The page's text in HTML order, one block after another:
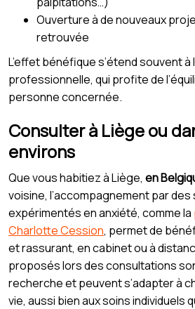
Ouverture à de nouveaux
retrouvée
L’effet bénéfique s’étend souvent à
professionnelle, qui profite de
personne concernée.
Consulter à Liège ou
environs
Que vous habitiez à Liège, en
voisine, l’accompagnement par
expérimentés en anxiété, comme la
Charlotte Cession, permet de
et rassurant, en cabinet ou à
proposés lors des consultations
recherche et peuvent s’adapter à
vie, aussi bien aux soins individuels